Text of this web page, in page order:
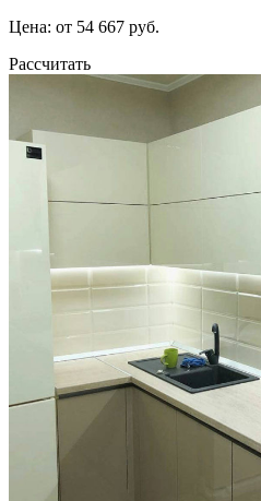
Цена: от 54 667 руб.
Рассчитать